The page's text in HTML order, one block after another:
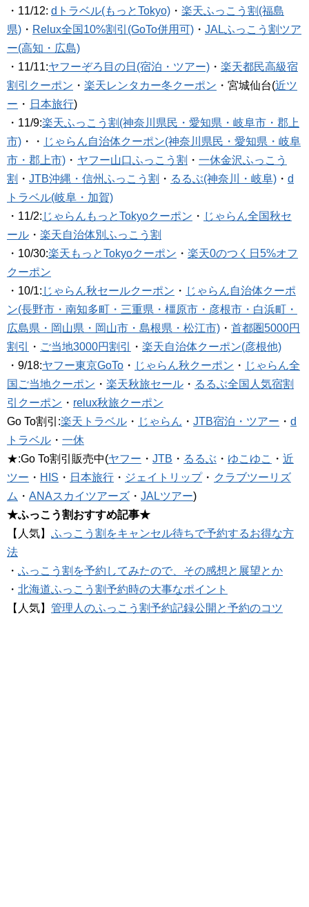
・11/12: dトラベル(もっとTokyo) ・ 楽天ふっこう割(福島
県) ・ Relux全国10%割引(GoTo併用可) ・ JALふっこう割ツア
ー(高知・広島)
・11/11:ヤフーぞろ目の日(宿泊・ツアー) ・ 楽天都民高級宿
割引クーポン ・ 楽天レンタカー冬クーポン ・宮城仙台(近ツ
ー ・ 日本旅行)
・11/9:楽天ふっこう割(神奈川県民・愛知県・岐阜市・郡上
市) ・・ じゃらん自治体クーポン(神奈川県民・愛知県・岐阜
市・郡上市) ・ ヤフー山口ふっこう割 ・ 一休金沢ふっこう
割 ・ JTB沖縄・信州ふっこう割 ・ るるぶ(神奈川・岐阜) ・ d
トラベル(岐阜・加賀)
・11/2: じゃらんもっとTokyoクーポン ・ じゃらん全国秋セ
ール ・ 楽天自治体別ふっこう割
・10/30:楽天もっとTokyoクーポン ・ 楽天0のつく日5%オフ
クーポン
・10/1: じゃらん秋セールクーポン ・ じゃらん自治体クーポ
ン(長野市・南知多町・三重県・橿原市・彦根市・白浜町・
広島県・岡山県・岡山市・島根県・松江市) ・ 首都圏5000円
割引
・ ご当地3000円割引 ・ 楽天自治体クーポン(彦根他)
・9/18:ヤフー東京GoTo ・ じゃらん秋クーポン ・ じゃらん全
国ご当地クーポン ・ 楽天秋旅セール ・ るるぶ全国人気宿割
引クーポン ・ relux秋旅クーポン
Go To割引:楽天トラベル ・ じゃらん ・ JTB宿泊・ツアー ・ d
トラベル ・ 一休
★:Go To割引販売中(ヤフー ・ JTB ・ るるぶ ・ ゆこゆこ ・ 近
ツー ・ HIS ・ 日本旅行 ・ ジェイトリップ・ クラブツーリズ
ム ・ ANAスカイツアーズ ・ JALツアー)
★ふっこう割おすすめ記事★
【人気】 ふっこう割をキャンセル待ちで予約するお得な方
法
・ ふっこう割を予約してみたので、その感想と展望とか
・ 北海道ふっこう割予約時の大事なポイント
【人気】 管理人のふっこう割予約記録公開と予約のコツ